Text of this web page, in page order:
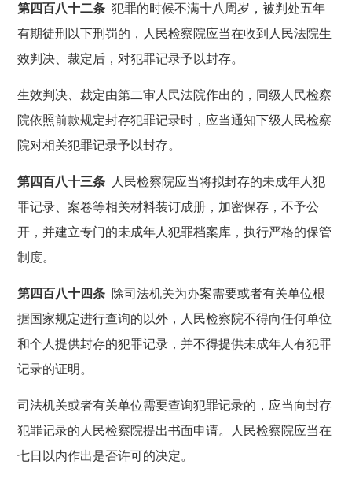
第四百八十二条 犯罪的时候不满十八周岁，被判处五年
有期徒刑以下刑罚的，人民检察院应当在收到人民法院生
效判决、裁定后，对犯罪记录予以封存。
生效判决、裁定由第二审人民法院作出的，同级人民检察
院依照前款规定封存犯罪记录时，应当通知下级人民检察
院对相关犯罪记录予以封存。
第四百八十三条 人民检察院应当将拟封存的未成年人犯
罪记录、案卷等相关材料装订成册，加密保存，不予公
开，并建立专门的未成年人犯罪档案库，执行严格的保管
制度。
第四百八十四条 除司法机关为办案需要或者有关单位根
据国家规定进行查询的以外，人民检察院不得向任何单位
和个人提供封存的犯罪记录，并不得提供未成年人有犯罪
记录的证明。
司法机关或者有关单位需要查询犯罪记录的，应当向封存
犯罪记录的人民检察院提出书面申请。人民检察院应当在
七日以内作出是否许可的决定。